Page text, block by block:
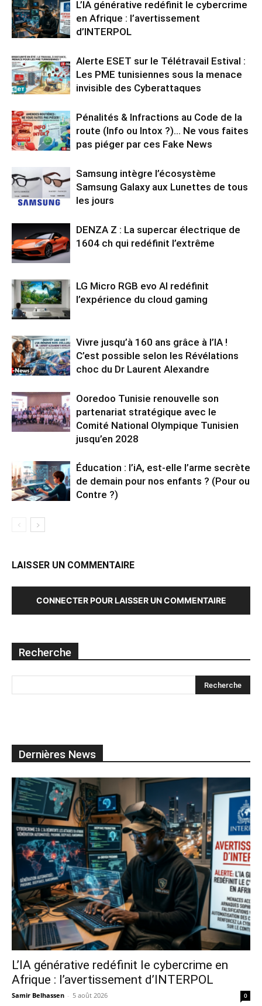
L’IA générative redéfinit le cybercrime
en Afrique : l’avertissement
d’INTERPOL
Alerte ESET sur le Télétravail Estival :
Les PME tunisiennes sous la menace
invisible des Cyberattaques
Pénalités & Infractions au Code de la
route (Info ou Intox ?)… Ne vous faites
pas piéger par ces Fake News
Samsung intègre l’écosystème
Samsung Galaxy aux Lunettes de tous
les jours
DENZA Z : La supercar électrique de
1604 ch qui redéfinit l’extrême
LG Micro RGB evo AI redéfinit
l’expérience du cloud gaming
Vivre jusqu’à 160 ans grâce à l’IA !
C’est possible selon les Révélations
choc du Dr Laurent Alexandre
Ooredoo Tunisie renouvelle son
partenariat stratégique avec le
Comité National Olympique Tunisien
jusqu’en 2028
Éducation : l’iA, est-elle l’arme secrète
de demain pour nos enfants ? (Pour ou
Contre ?)
LAISSER UN COMMENTAIRE
CONNECTER POUR LAISSER UN COMMENTAIRE
Recherche
Dernières News
L’IA générative redéfinit le cybercrime en
Afrique : l’avertissement d’INTERPOL
Samir Belhassen - 5 août 2026 0